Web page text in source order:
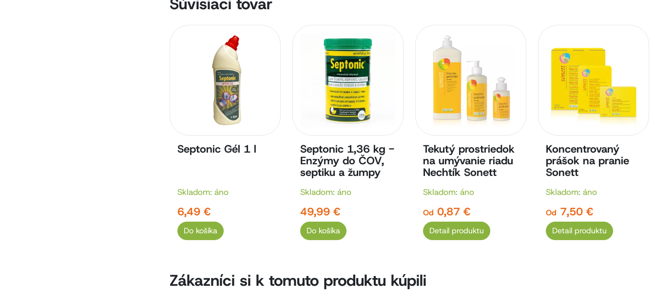
Septonic Gél 1 l
Skladom: áno
6,49 €
Do košíka
Septonic 1,36 kg -
Enzýmy do ČOV,
septiku a žumpy
Skladom: áno
49,99 €
Do košíka
Tekutý prostriedok
na umývanie riadu
Nechtík Sonett
Skladom: áno
Od 0,87 €
Detail produktu
Koncentrovaný
prášok na pranie
Sonett
Skladom: áno
Od 7,50 €
Detail produktu
Zákazníci si k tomuto produktu kúpili